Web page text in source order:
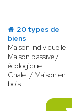
20 types de
biens
Maison individuelle
Maison passive /
écologique
Chalet / Maison en
bois